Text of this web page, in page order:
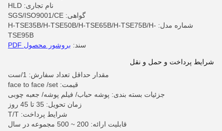
نام تجاری: HLD
گواهی: SGS/ISO9001/CE
شماره مدل: H-TSE35B/H-TSE50B/H-TSE65B/H-TSE75B/H-
TSE95B
سند: بروشور محصول PDF
شرایط پرداخت و حمل و نقل
مقدار حداقل تعداد سفارش: 1/ست
قیمت: face to face /set
جزئیات بسته بندی: پوشه حباب/ فیلم پوشه/ جعبه چوبی
زمان تحویل: 35 تا 45 روز
شرایط پرداخت: T/T
قابلیت ارائه: 200 ~ 500 مجموعه در سال